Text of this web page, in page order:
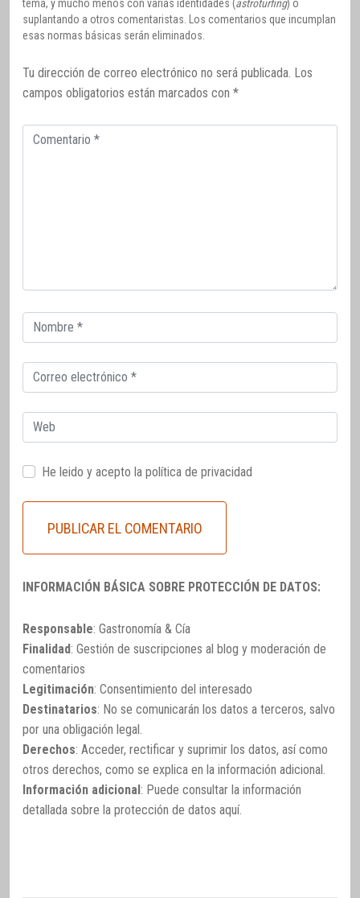
tema, y mucho menos con varias identidades (astroturfing) o
suplantando a otros comentaristas. Los comentarios que incumplan
esas normas básicas serán eliminados.
Tu dirección de correo electrónico no será publicada. Los
campos obligatorios están marcados con *
Comentario
Correo
electrónico
Correo
electrónico
Web
He leido y acepto la política de privacidad
INFORMACIÓN BÁSICA SOBRE PROTECCIÓN DE DATOS:
Responsable: Gastronomía & Cía
Finalidad: Gestión de suscripciones al blog y moderación de
comentarios
Legitimación: Consentimiento del interesado
Destinatarios: No se comunicarán los datos a terceros, salvo
por una obligación legal.
Derechos: Acceder, rectificar y suprimir los datos, así como
otros derechos, como se explica en la información adicional.
Información adicional: Puede consultar la información
detallada sobre la protección de datos aquí.